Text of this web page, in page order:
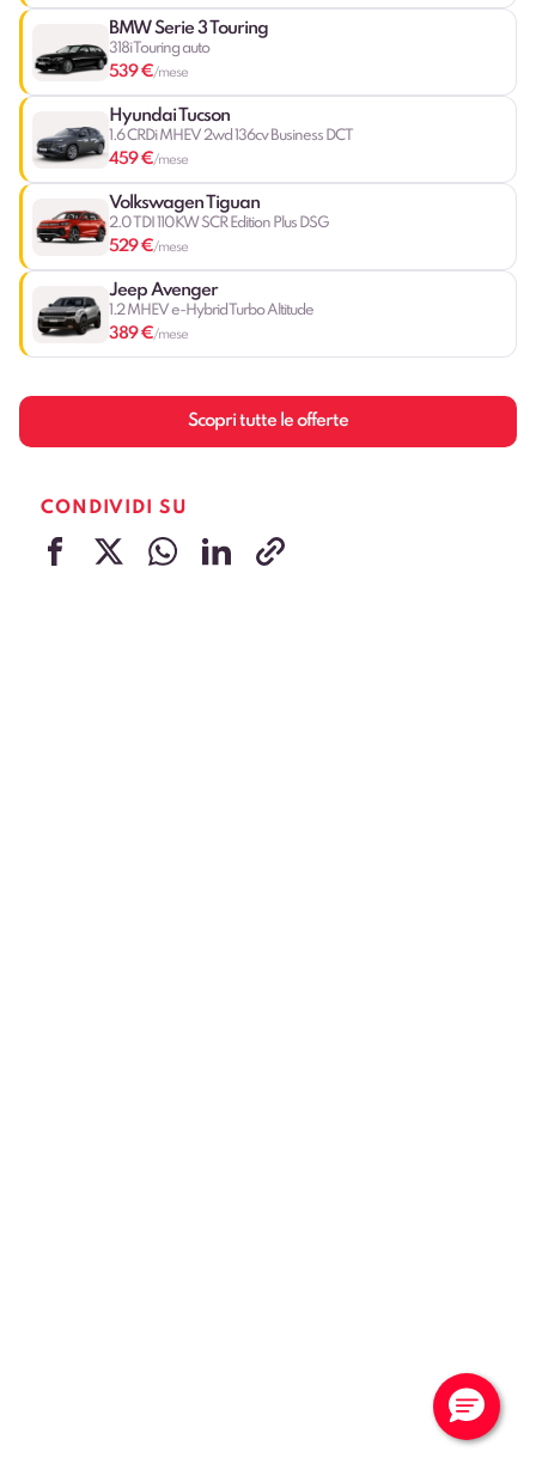
BMW Serie 3 Touring
318i Touring auto
539 €/mese
Hyundai Tucson
1.6 CRDi MHEV 2wd 136cv Business DCT
459 €/mese
Volkswagen Tiguan
2.0 TDI 110KW SCR Edition Plus DSG
529 €/mese
Jeep Avenger
1.2 MHEV e-Hybrid Turbo Altitude
389 €/mese
Scopri tutte le offerte
CONDIVIDI SU